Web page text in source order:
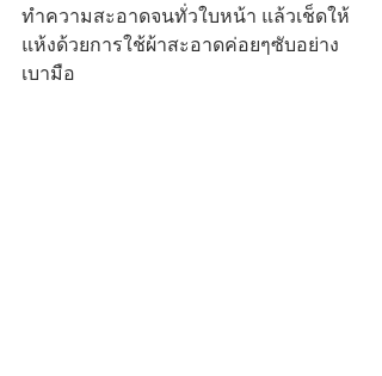
ทำความสะอาดจนทั่วใบหน้า แล้วเช็ดให้
แห้งด้วยการใช้ผ้าสะอาดค่อยๆซับอย่าง
เบามือ